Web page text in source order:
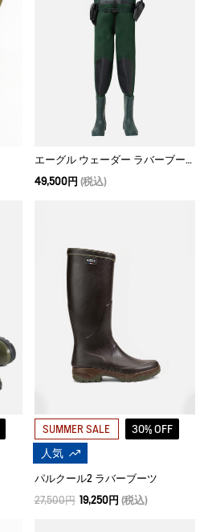
エーグル ウェーダー ラバーブーツ
49,500円 (税込)
SUMMER SALE
30% OFF
人気
パルクール2 ラバーブーツ
27,500円 19,250円 (税込)